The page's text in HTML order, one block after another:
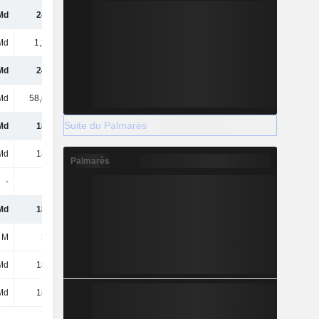
240 Md
1,26 Md
241 Md
58,87 Md
182 Md 221 Md
182 Md 221 Md
-
182 Md
385 M
182 Md
182 Md
Suite du Palmarès
Palmarès